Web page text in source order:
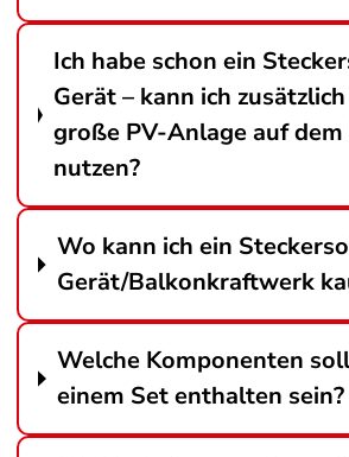
Ich habe schon ein
Gerät – kann ich
große PV-Anlage auf dem
nutzen?
Wo kann ich ein
Gerät/Balkonkraftwerk
Welche Komponenten
einem Set enthalten sein?